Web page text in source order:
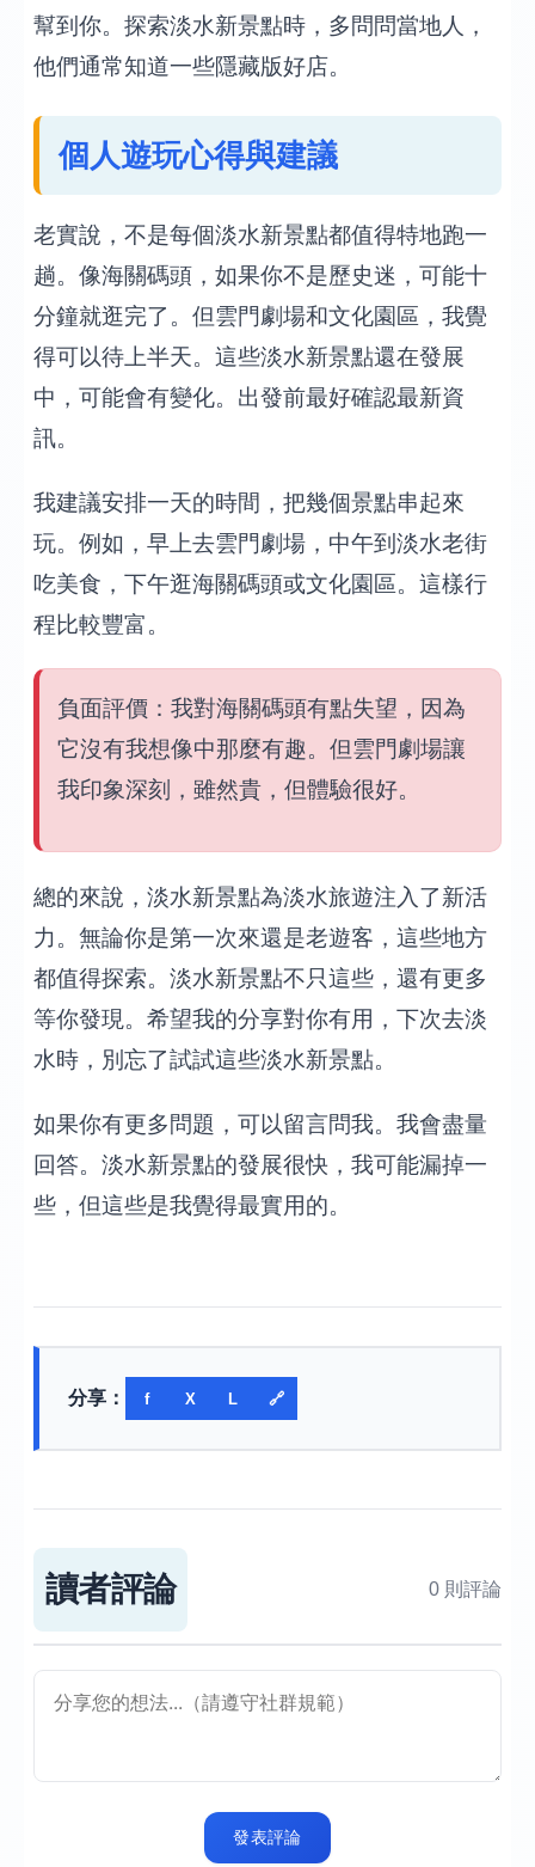
幫到你。探索淡水新景點時，多問問當地人，
他們通常知道一些隱藏版好店。
個人遊玩心得與建議
老實說，不是每個淡水新景點都值得特地跑一
趟。像海關碼頭，如果你不是歷史迷，可能十
分鐘就逛完了。但雲門劇場和文化園區，我覺
得可以待上半天。這些淡水新景點還在發展
中，可能會有變化。出發前最好確認最新資
訊。
我建議安排一天的時間，把幾個景點串起來
玩。例如，早上去雲門劇場，中午到淡水老街
吃美食，下午逛海關碼頭或文化園區。這樣行
程比較豐富。
負面評價：我對海關碼頭有點失望，因為
它沒有我想像中那麼有趣。但雲門劇場讓
我印象深刻，雖然貴，但體驗很好。
總的來說，淡水新景點為淡水旅遊注入了新活
力。無論你是第一次來還是老遊客，這些地方
都值得探索。淡水新景點不只這些，還有更多
等你發現。希望我的分享對你有用，下次去淡
水時，別忘了試試這些淡水新景點。
如果你有更多問題，可以留言問我。我會盡量
回答。淡水新景點的發展很快，我可能漏掉一
些，但這些是我覺得最實用的。
分享： f X L 🔗
讀者評論 0 則評論
發表評論